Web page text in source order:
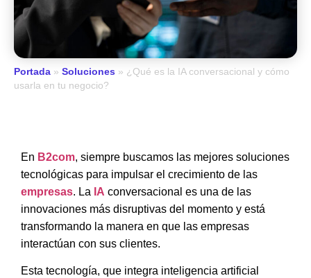
Portada » Soluciones » ¿Qué es la IA conversacional y cómo
usarla en tu negocio?
En B2com, siempre buscamos las mejores soluciones
tecnológicas para impulsar el crecimiento de las
empresas. La IA conversacional es una de las
innovaciones más disruptivas del momento y está
transformando la manera en que las empresas
interactúan con sus clientes.
Esta tecnología, que integra inteligencia artificial